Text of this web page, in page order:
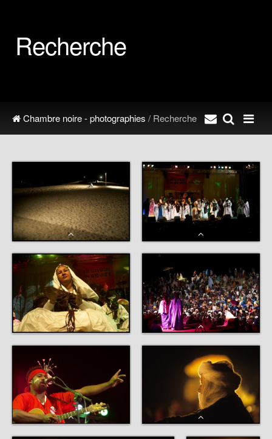
Recherche
Chambre noire - photographies / Recherche